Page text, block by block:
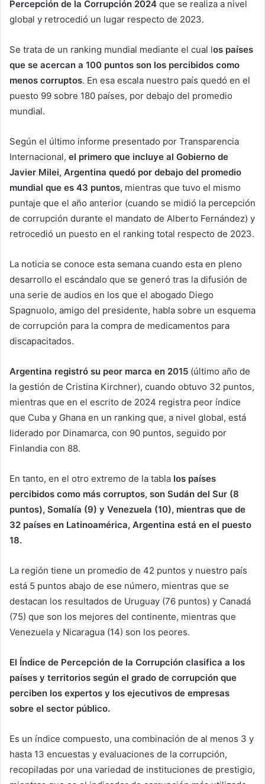
Percepción de la Corrupción 2024 que se realiza a nivel
global y retrocedió un lugar respecto de 2023.
Se trata de un ranking mundial mediante el cual los países
que se acercan a 100 puntos son los percibidos como
menos corruptos. En esa escala nuestro país quedó en el
puesto 99 sobre 180 países, por debajo del promedio
mundial.
Según el último informe presentado por Transparencia
Internacional, el primero que incluye al Gobierno de
Javier Milei, Argentina quedó por debajo del promedio
mundial que es 43 puntos, mientras que tuvo el mismo
puntaje que el año anterior (cuando se midió la percepción
de corrupción durante el mandato de Alberto Fernández) y
retrocedió un puesto en el ranking total respecto de 2023.
La noticia se conoce esta semana cuando esta en pleno
desarrollo el escándalo que se generó tras la difusión de
una serie de audios en los que el abogado Diego
Spagnuolo, amigo del presidente, habla sobre un esquema
de corrupción para la compra de medicamentos para
discapacitados.
Argentina registró su peor marca en 2015 (último año de
la gestión de Cristina Kirchner), cuando obtuvo 32 puntos,
mientras que en el escrito de 2024 registra peor índice
que Cuba y Ghana en un ranking que, a nivel global, está
liderado por Dinamarca, con 90 puntos, seguido por
Finlandia con 88.
En tanto, en el otro extremo de la tabla los países
percibidos como más corruptos, son Sudán del Sur (8
puntos), Somalía (9) y Venezuela (10), mientras que de
32 países en Latinoamérica, Argentina está en el puesto
18.
La región tiene un promedio de 42 puntos y nuestro país
está 5 puntos abajo de ese número, mientras que se
destacan los resultados de Uruguay (76 puntos) y Canadá
(75) que son los mejores del continente, mientras que
Venezuela y Nicaragua (14) son los peores.
El Índice de Percepción de la Corrupción clasifica a los
países y territorios según el grado de corrupción que
perciben los expertos y los ejecutivos de empresas
sobre el sector público.
Es un índice compuesto, una combinación de al menos 3 y
hasta 13 encuestas y evaluaciones de la corrupción,
recopiladas por una variedad de instituciones de prestigio,